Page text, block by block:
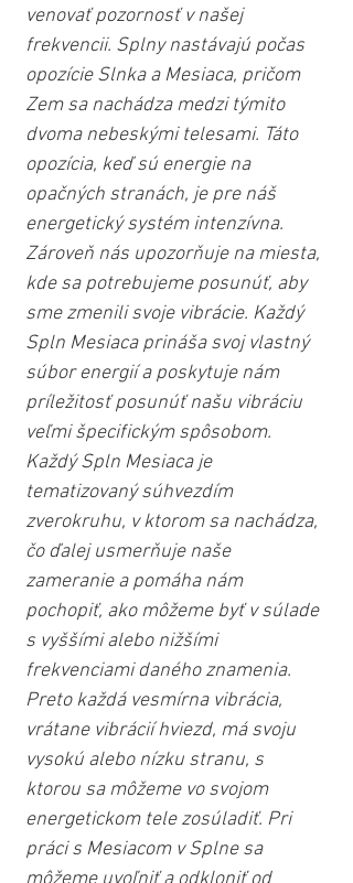
venovať pozornosť v našej
frekvencii. Splny nastávajú počas
opozície Slnka a Mesiaca, pričom
Zem sa nachádza medzi týmito
dvoma nebeskými telesami. Táto
opozícia, keď sú energie na
opačných stranách, je pre náš
energetický systém intenzívna.
Zároveň nás upozorňuje na miesta,
kde sa potrebujeme posunúť, aby
sme zmenili svoje vibrácie. Každý
Spln Mesiaca prináša svoj vlastný
súbor energií a poskytuje nám
príležitosť posunúť našu vibráciu
veľmi špecifickým spôsobom.
Každý Spln Mesiaca je
tematizovaný súhvezdím
zverokruhu, v ktorom sa nachádza,
čo ďalej usmerňuje naše
zameranie a pomáha nám
pochopiť, ako môžeme byť v súlade
s vyššími alebo nižšími
frekvenciami daného znamenia.
Preto každá vesmírna vibrácia,
vrátane vibrácií hviezd, má svoju
vysokú alebo nízku stranu, s
ktorou sa môžeme vo svojom
energetickom tele zosúladiť. Pri
práci s Mesiacom v Splne sa